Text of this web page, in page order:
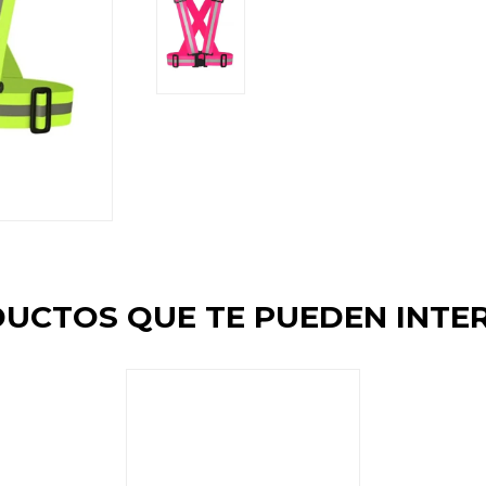
QUE TE PUEDEN